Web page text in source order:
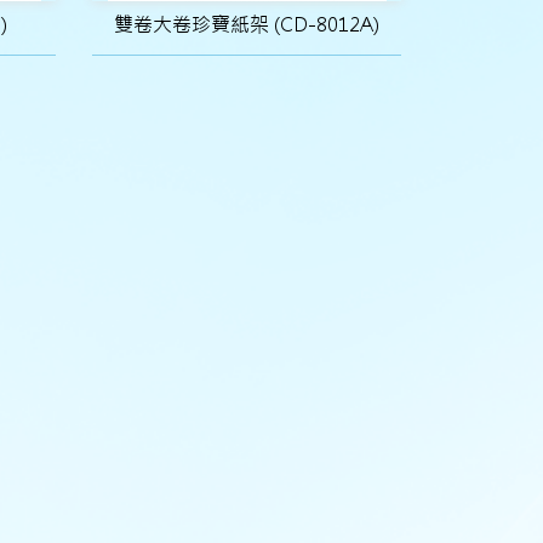
雙卷大卷珍寶紙架 (CD-8012A)